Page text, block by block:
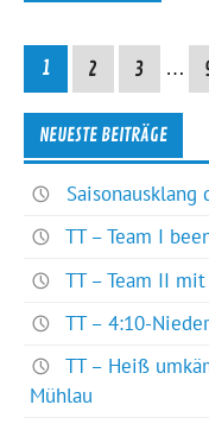
1 2 3 …
NEUESTE BEITRÄGE
TT – Team I
TT – Team II
TT – 4:10-
TT – Heiß
Mühlau